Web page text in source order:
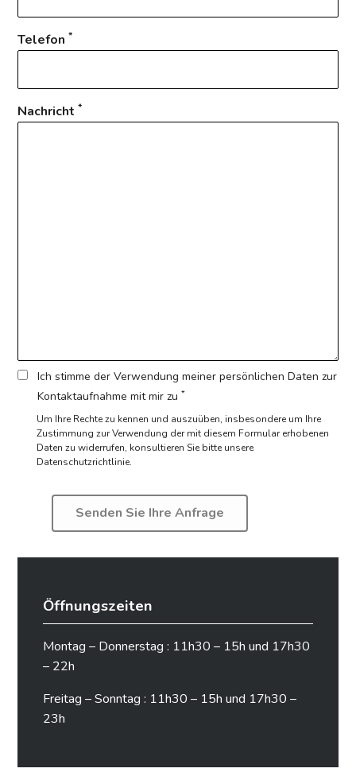
Telefon*
Nachricht*
Ich stimme der Verwendung meiner persönlichen Daten zur
Kontaktaufnahme mit mir zu *
Um Ihre Rechte zu kennen und auszuüben, insbesondere um Ihre
Zustimmung zur Verwendung der mit diesem Formular erhobenen
Daten zu widerrufen, konsultieren Sie bitte unsere
Datenschutzrichtlinie.
Öffnungszeiten
Montag – Donnerstag : 11h30 – 15h und 17h30
– 22h
Freitag – Sonntag : 11h30 – 15h und 17h30 –
23h